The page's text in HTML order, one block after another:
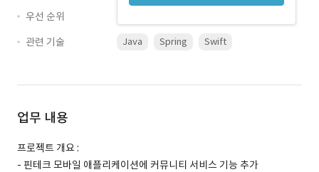
우선 순위
관련 기술
Java Spring Swift
업무 내용
프로젝트 개요 :
- 핀테크 모바일 애플리케이션에 커뮤니티 서비스 기능 추가